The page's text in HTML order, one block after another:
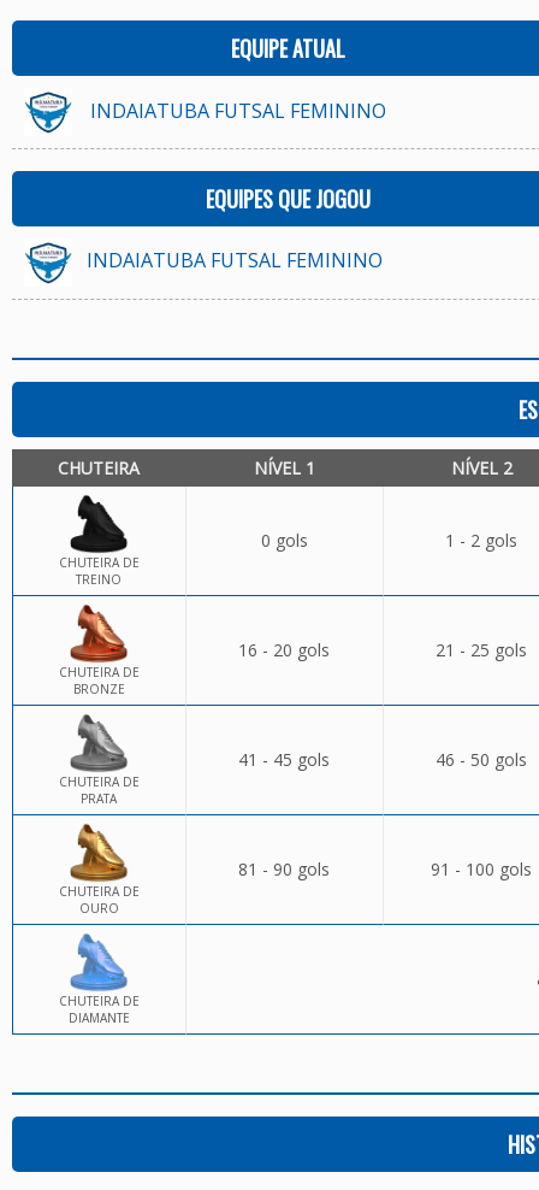
EQUIPE ATUAL
INDAIATUBA FUTSAL FEMININO
EQUIPES QUE JOGOU
INDAIATUBA FUTSAL FEMININO
CHUTEIRA NÍVEL 1 NÍVEL 2
CHUTEIRA DE
TREINO
0 gols 1 - 2 gols
CHUTEIRA DE
BRONZE
16 - 20 gols 21 - 25 gols
CHUTEIRA DE
PRATA
41 - 45 gols 46 - 50 gols
CHUTEIRA DE
OURO
81 - 90 gols 91 - 100 gols
CHUTEIRA DE
DIAMANTE